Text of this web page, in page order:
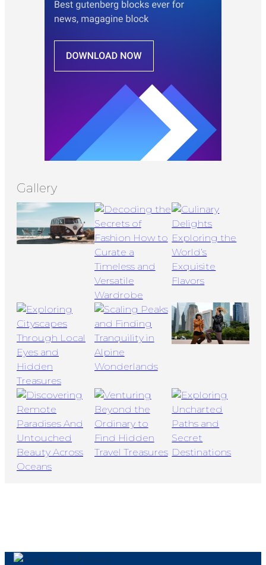
Gallery